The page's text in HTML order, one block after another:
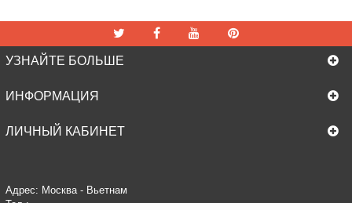
УЗНАЙТЕ БОЛЬШЕ
ИНФОРМАЦИЯ
ЛИЧНЫЙ КАБИНЕТ
Адрес: Москва - Вьетнам